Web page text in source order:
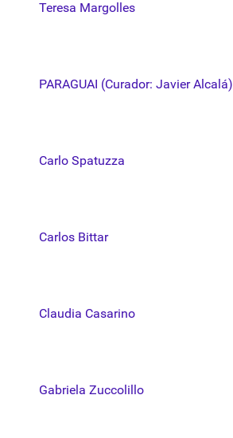
Teresa Margolles
PARAGUAI (Curador: Javier Alcalá)
Carlo Spatuzza
Carlos Bittar
Claudia Casarino
Gabriela Zuccolillo